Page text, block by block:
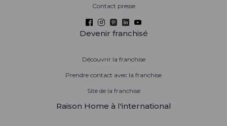
Contact presse
Devenir franchisé
Découvrir la franchise
Prendre contact avec la franchise
Site de la franchise
Raison Home à l'international